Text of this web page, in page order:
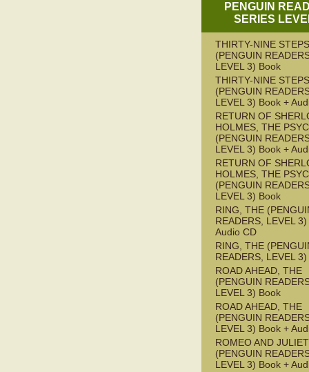
PENGUIN
SERIES
THIRTY-NINE
(PENGUIN
LEVEL 3) Book
THIRTY-NINE
(PENGUIN
LEVEL 3) Book +
RETURN OF
HOLMES, THE
(PENGUIN
LEVEL 3) Book +
RETURN OF
HOLMES, THE
(PENGUIN
LEVEL 3) Book
RING, THE
READERS, LEVEL
Audio CD
RING, THE
READERS, LEVEL
ROAD AHEAD, THE
(PENGUIN
LEVEL 3) Book
ROAD AHEAD, THE
(PENGUIN
LEVEL 3) Book +
ROMEO AND JULIET
(PENGUIN
LEVEL 3) Book +